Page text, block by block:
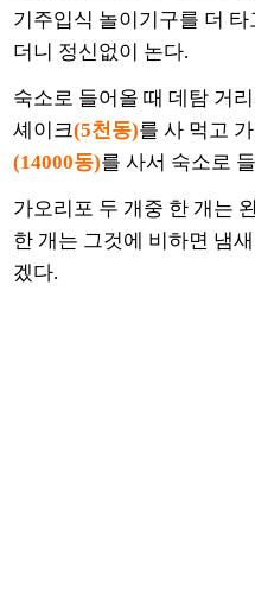
기주입식 놀이기구를 더
더니 정신없이 논다.
숙소로 들어올 때 데탐 거
셰이크(5천동)를 사 먹고
(14000동)를 사서 숙소로
가오리포 두 개중 한 개는
한 개는 그것에 비하면 냄
겠다.